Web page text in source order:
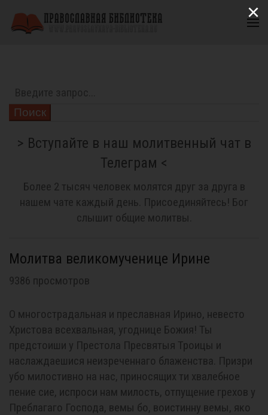
Поиск
> Вступайте в наш молитвенный чат в
Телеграм <
Более 2 тысяч человек молятся друг за друга в
нашем чате каждый день. Присоединяйтесь! Бог
слышит общие молитвы.
Молитва великомученице Ирине
9386 просмотров
О многострадальная и преславная Ирино, невесто
Христова всехвальная, угоднице Божия! Ты
предстоиши у Престола Пресвятыя Троицы и
наслаждаешися неизреченнаго блаженства. Призри
убо милостивно на нас, приносящих ти хвалебное
пение сие, испроси нам милость, отпущение грехов у
Преблагаго Господа, вемы бо, воистинну вемы, яко
×